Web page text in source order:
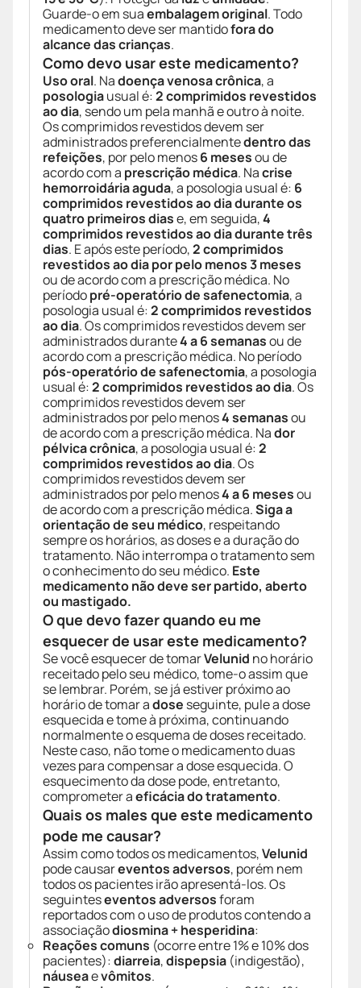
Guarde-o em suaembalagem original. Todo
medicamento deve ser mantidofora do
alcance das crianças.
Como devo usar este medicamento?
Uso oral. Nadoença venosa crônica, a
posologiausual é:2 comprimidos revestidos
ao dia, sendo um pela manhã e outro à noite.
Os comprimidos revestidos devem ser
administrados preferencialmentedentro das
refeições, por pelo menos6 mesesou de
acordo com a prescrição médica. Nacrise
hemorroidária aguda, a posologia usual é: 6
comprimidos revestidos ao dia durante os
quatro primeiros diase, em seguida,4
comprimidos revestidos ao dia durante três
dias. E após este período,2 comprimidos
revestidos ao dia por pelo menos 3 meses
ou de acordo com a prescrição médica. No
períodopré-operatório de safenectomia, a
posologia usual é:2 comprimidos revestidos
ao dia. Os comprimidos revestidos devem ser
administrados durante4 a 6 semanasou de
acordo com a prescrição médica. No período
pós-operatório de safenectomia, a posologia
usual é:2 comprimidos revestidos ao dia. Os
comprimidos revestidos devem ser
administrados por pelo menos4 semanasou
de acordo com a prescrição médica. Nador
pélvica crônica, a posologia usual é:2
comprimidos revestidos ao dia. Os
comprimidos revestidos devem ser
administrados por pelo menos4 a 6 mesesou
de acordo com a prescrição médica.Siga a
orientação de seu médico, respeitando
sempre os horários, as doses e a duração do
tratamento. Não interrompa o tratamento sem
o conhecimento do seu médico. Este
medicamento não deve ser partido, aberto
ou mastigado.
O que devo fazer quando eu me
esquecer de usar este medicamento?
Se você esquecer de tomarVelunid no horário
receitado pelo seu médico, tome-o assim que
se lembrar. Porém, se já estiver próximo ao
horário de tomar adose seguinte, pule a dose
esquecida e tome à próxima, continuando
normalmente o esquema de doses receitado.
Neste caso, não tome o medicamento duas
vezes para compensar a dose esquecida. O
esquecimento da dose pode, entretanto,
comprometer aeficácia do tratamento.
Quais os males que este medicamento
pode me causar?
Assim como todos os medicamentos,Velunid
pode causareventos adversos, porém nem
todos os pacientes irão apresentá-los. Os
seguinteseventos adversosforam
reportados com o uso de produtos contendo a
associaçãodiosmina + hesperidina:
Reações comuns (ocorre entre 1% e 10% dos
pacientes):diarreia,dispepsia (indigestão),
náuseaevômitos.